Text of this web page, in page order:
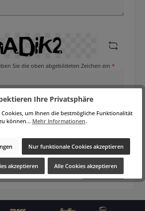
Sie die oben abgebildeten Zeichen ein *
zur Kenntnis genommen
markierten Felder sind Pflichtfelder.
Abschicken
Ihre Privatsphäre
Cookies, um Ihnen die bestmögliche Funktionalität
können... Mehr Informationen.
Nur funktionale Cookies akzeptieren
akzeptieren Alle Cookies akzeptieren